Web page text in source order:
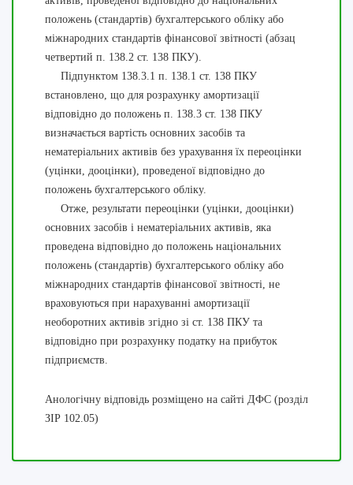
положень (стандартів) бухгалтерського обліку або
міжнародних стандартів фінансової звітності (абзац
четвертий п. 138.2 ст. 138 ПКУ).
Підпунктом 138.3.1 п. 138.1 ст. 138 ПКУ
встановлено, що для розрахунку амортизації
відповідно до положень п. 138.3 ст. 138 ПКУ
визначається вартість основних засобів та
нематеріальних активів без урахування їх переоцінки
(уцінки, дооцінки), проведеної відповідно до
положень бухгалтерського обліку.
Отже, результати переоцінки (уцінки, дооцінки)
основних засобів і нематеріальних активів, яка
проведена відповідно до положень національних
положень (стандартів) бухгалтерського обліку або
міжнародних стандартів фінансової звітності, не
враховуються при нарахуванні амортизації
необоротних активів згідно зі ст. 138 ПКУ та
відповідно при розрахунку податку на прибуток
підприємств.
Анологічну відповідь розміщено на сайті ДФС (розділ
ЗІР 102.05)